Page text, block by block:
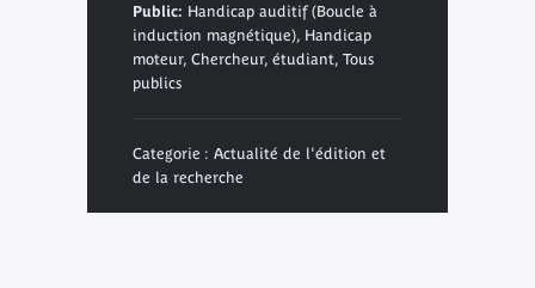
Public: Handicap auditif (Boucle à
induction magnétique), Handicap
moteur, Chercheur, étudiant, Tous
publics
Categorie : Actualité de l'édition et
de la recherche